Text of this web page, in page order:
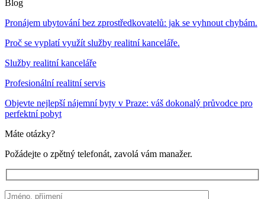
Blog
Pronájem ubytování bez zprostředkovatelů: jak se vyhnout chybám.
Proč se vyplatí využít služby realitní kanceláře.
Služby realitní kanceláře
Profesionální realitní servis
Objevte nejlepší nájemní byty v Praze: váš dokonalý průvodce pro
perfektní pobyt
Máte otázky?
Požádejte o zpětný telefonát, zavolá vám manažer.